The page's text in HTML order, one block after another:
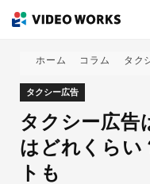
ホーム コラム タク
タクシー広告
タクシー広告
はどれくらい
トも